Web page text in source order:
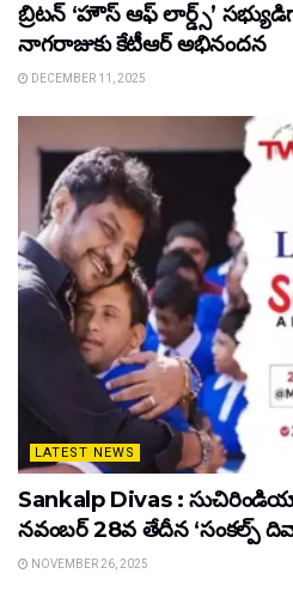
బ్రిటన్ ‘హౌస్ ఆఫ్ లార్డ్స్’
నాగరాజుకు కేటీఆర్ అభినందన
DECEMBER 11, 2025
LATEST NEWS
Sankalp Divas :
నవంబర్ 28వ తేదీన ‘సంకల్ప్
NOVEMBER 26, 2025